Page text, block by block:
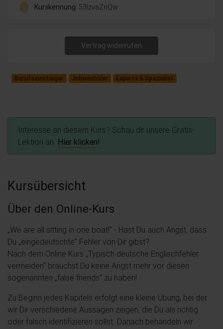
fingerprint Kurskennung: 53lzvaZnQw
Vertrag widerrufen
Berufseinsteiger Jobwechsler Experte & Spezialist
Interesse an diesem Kurs? Schau dir unsere Gratis-
Lektion an. Hier klicken!
Kursübersicht
Über den Online-Kurs
„We are all sitting in one boat!” - Hast Du auch Angst, dass
Du „eingedeutschte“ Fehler von Dir gibst?
Nach dem Online Kurs „Typisch deutsche Englischfehler
vermeiden“ brauchst Du keine Angst mehr vor diesen
sogenannten „false friends“ zu haben!
Zu Beginn jedes Kapitels erfolgt eine kleine Übung, bei der
wir Dir verschiedene Aussagen zeigen, die Du als richtig
oder falsch identifizieren sollst. Danach behandeln wir